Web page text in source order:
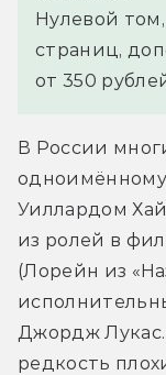
Нулевой том,
страниц,
от 350
В России
одноимённому
Уиллардом
из ролей в
(Лорейн из
Джордж
редкость